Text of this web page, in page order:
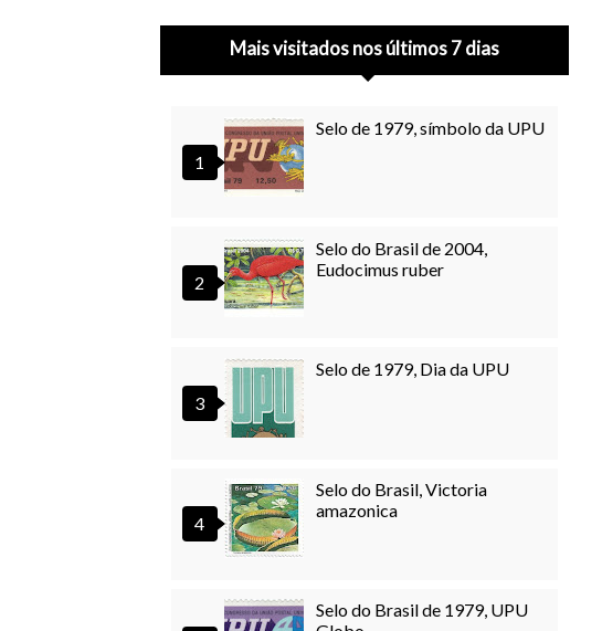
Mais visitados nos últimos 7 dias
Selo de 1979, símbolo da UPU
Selo do Brasil de 2004,
Eudocimus ruber
Selo de 1979, Dia da UPU
Selo do Brasil, Victoria
amazonica
Selo do Brasil de 1979, UPU